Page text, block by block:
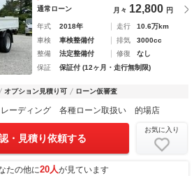
通常ローン 月々 12,800 円
年式 2018年 走行
10.6万km
車検
車検整備付 排気
3000cc
整備
法定整備付 修復
なし
保証
保証付 (12ヶ月・走行無制限)
オプション見積り可 ローン仮審査
レーディング 各種ローン取扱い 的場店
・見積り依頼する
お気に入り
たの他に20人が見ています